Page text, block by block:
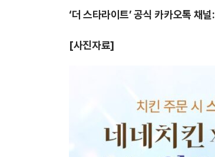
‘더 스타라이트’ 공식 카카오톡 채널:
[사진자료]